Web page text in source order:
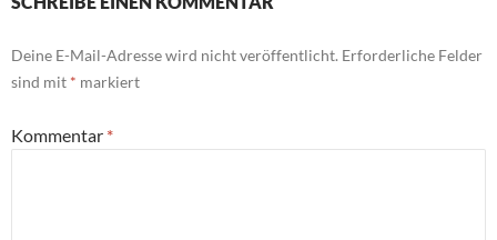
Deine E-Mail-Adresse wird nicht veröffentlicht. Erforderliche Felder
sind mit * markiert
Kommentar *